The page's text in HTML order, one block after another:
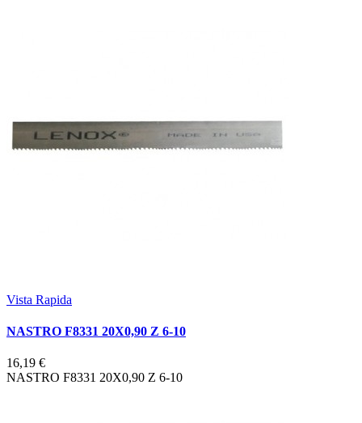
Vista Rapida
NASTRO F8331 20X0,90 Z 6-10
16,19 €
NASTRO F8331 20X0,90 Z 6-10